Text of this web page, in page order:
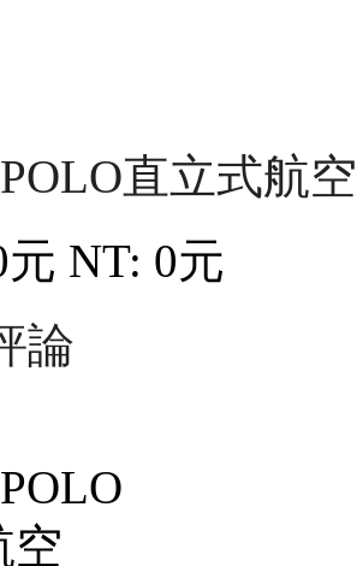
直立式航
NT: 0元
論